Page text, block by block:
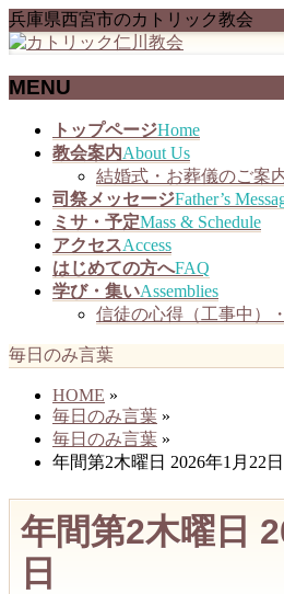
兵庫県西宮市のカトリック教会
MENU
トップページHome
教会案内About Us
結婚式・お葬儀のご案
司祭メッセージFather’s
ミサ・予定Mass & Schedule
アクセスAccess
はじめての方へFAQ
学び・集いAssemblies
信徒の心得（工事中）
毎日のみ言葉
HOME »
毎日のみ言葉 »
毎日のみ言葉 »
年間第2木曜日 2026年1月22日
年間第2木曜日
日